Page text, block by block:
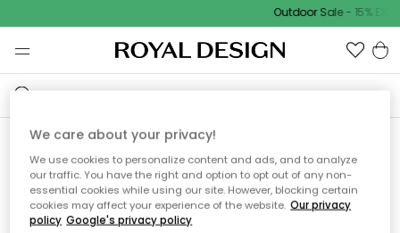
Outdoor Sale - 15%
Vi hittar tyvärr inte sidan du
söker
We care about your privacy!
We use cookies to personalize content and ads, and to analyze
our traffic. You have the right and option to opt out of any non-
essential cookies while using our site. However, blocking certain
cookies may affect your experience of the website. Our privacy
policy Google's privacy policy